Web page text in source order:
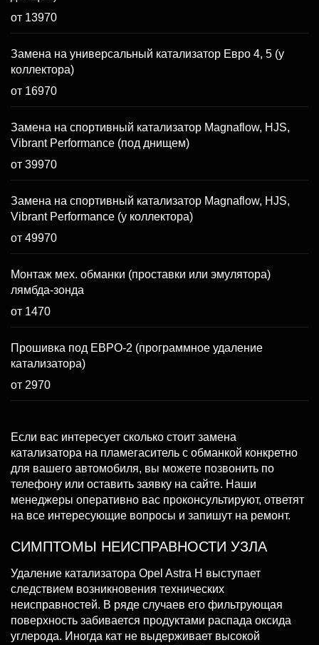
от 13970
Замена на универсальный катализатор Евро 4, 5 (у
коллектора)
от 16970
Замена на спортивный катализатор Magnaflow, HJS,
Vibrant Performance (под днищем)
от 39970
Замена на спортивный катализатор Magnaflow, HJS,
Vibrant Performance (у коллектора)
от 49970
Монтаж мех. обманки (проставки или эмулятора)
лямбда-зонда
от 1470
Прошивка под ЕВРО-2 (программное удаление
катализатора)
от 2970
Если вас интересует сколько стоит замена
катализатора на пламегаситель с обманкой конкретно
для вашего автомобиля, вы можете позвонить по
телефону или оставить заявку на сайте. Наши
менеджеры оперативно вас проконсультируют, ответят
на все интересующие вопросы и запишут на ремонт.
СИМПТОМЫ НЕИСПРАВНОСТИ УЗЛА
Удаление катализатора Opel Astra H выступает
следствием возникновения технических
неисправностей. В ряде случаев его фильтрующая
поверхность забивается продуктами распада оксида
углерода. Иногда кат не выдерживает высокой